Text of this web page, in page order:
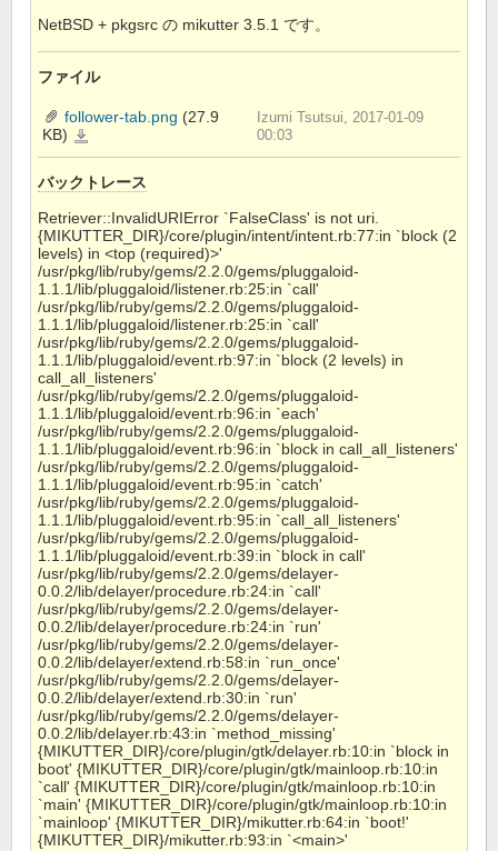
NetBSD + pkgsrc の mikutter 3.5.1 です。
ファイル
follower-tab.png (27.9
KB)
Izumi Tsutsui, 2017-01-09
00:03
バックトレース
Retriever::InvalidURIError `FalseClass' is not uri.
{MIKUTTER_DIR}/core/plugin/intent/intent.rb:77:in `block (2
levels) in <top (required)>'
/usr/pkg/lib/ruby/gems/2.2.0/gems/pluggaloid-
1.1.1/lib/pluggaloid/listener.rb:25:in `call'
/usr/pkg/lib/ruby/gems/2.2.0/gems/pluggaloid-
1.1.1/lib/pluggaloid/listener.rb:25:in `call'
/usr/pkg/lib/ruby/gems/2.2.0/gems/pluggaloid-
1.1.1/lib/pluggaloid/event.rb:97:in `block (2 levels) in
call_all_listeners'
/usr/pkg/lib/ruby/gems/2.2.0/gems/pluggaloid-
1.1.1/lib/pluggaloid/event.rb:96:in `each'
/usr/pkg/lib/ruby/gems/2.2.0/gems/pluggaloid-
1.1.1/lib/pluggaloid/event.rb:96:in `block in call_all_listeners'
/usr/pkg/lib/ruby/gems/2.2.0/gems/pluggaloid-
1.1.1/lib/pluggaloid/event.rb:95:in `catch'
/usr/pkg/lib/ruby/gems/2.2.0/gems/pluggaloid-
1.1.1/lib/pluggaloid/event.rb:95:in `call_all_listeners'
/usr/pkg/lib/ruby/gems/2.2.0/gems/pluggaloid-
1.1.1/lib/pluggaloid/event.rb:39:in `block in call'
/usr/pkg/lib/ruby/gems/2.2.0/gems/delayer-
0.0.2/lib/delayer/procedure.rb:24:in `call'
/usr/pkg/lib/ruby/gems/2.2.0/gems/delayer-
0.0.2/lib/delayer/procedure.rb:24:in `run'
/usr/pkg/lib/ruby/gems/2.2.0/gems/delayer-
0.0.2/lib/delayer/extend.rb:58:in `run_once'
/usr/pkg/lib/ruby/gems/2.2.0/gems/delayer-
0.0.2/lib/delayer/extend.rb:30:in `run'
/usr/pkg/lib/ruby/gems/2.2.0/gems/delayer-
0.0.2/lib/delayer.rb:43:in `method_missing'
{MIKUTTER_DIR}/core/plugin/gtk/delayer.rb:10:in `block in
boot' {MIKUTTER_DIR}/core/plugin/gtk/mainloop.rb:10:in
`call' {MIKUTTER_DIR}/core/plugin/gtk/mainloop.rb:10:in
`main' {MIKUTTER_DIR}/core/plugin/gtk/mainloop.rb:10:in
`mainloop' {MIKUTTER_DIR}/mikutter.rb:64:in `boot!'
{MIKUTTER_DIR}/mikutter.rb:93:in `<main>'